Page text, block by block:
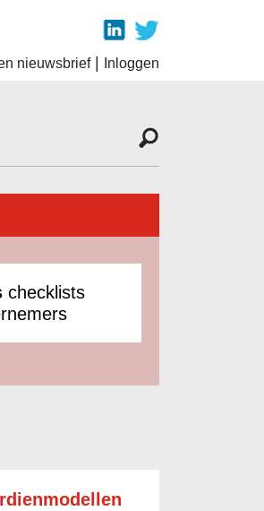
nieuwsbrief| Inloggen
checklists